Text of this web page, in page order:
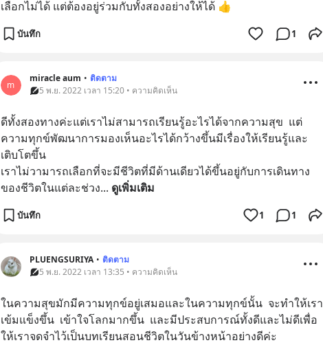
เลือกไม่ได้ แต่ต้องอยู่ร่วมกับทั้งสองอย่างให้ได้ 👍
บันทึก 1
m
miracle aum • ติดตาม
5 พ.ย. 2022 เวลา 15:20 • ความคิดเห็น
ดีทั้งสองทางค่ะแต่เราไม่สามารถเรียนรู้อะไรได้จากความสุข  แต่
ความทุกข์พัฒนาการมองเห็นอะไรได้กว้างขึ้นมีเรื่องให้เรียนรู้และ
เติบโตขึ้น
เราไม่วามารถเลือกที่จะมีชีวิตที่มีด้านเดียวได้ขึ้นอยู่กับการเดินทาง
ของชีวิตในแต่ละช่วง... ดูเพิ่มเติม
บันทึก 1 1
PLUENGSURIYA • ติดตาม
5 พ.ย. 2022 เวลา 13:35 • ความคิดเห็น
ในความสุขมักมีความทุกข์อยู่เสมอและในความทุกข์นั้น  จะทำให้เรา
เข้มแข็งขึ้น  เข้าใจโลกมากขึ้น  และมีประสบการณ์ทั้งดีและไม่ดีเพื่อ
ให้เราจดจำไว้เป็นบทเรียนสอนชีวิตในวันข้างหน้าอย่างดีค่ะ